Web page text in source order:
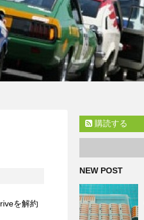
を解約
購読する
NEW POST